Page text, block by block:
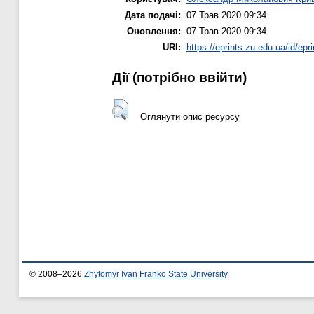
Дата подачі: 07 Трав 2020 09:34
Оновлення: 07 Трав 2020 09:34
URI:
https://eprints.zu.edu.ua/id/
Дії ​​(потрібно ввійти)
Оглянути опис ресурсу
© 2008–2026 Zhytomyr Ivan Franko State University